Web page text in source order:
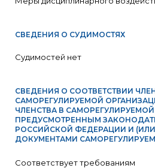
СВЕДЕНИЯ О СУДИМОСТЯХ
Судимостей нет
СВЕДЕНИЯ О СООТВЕТСТВИИ
САМОРЕГУЛИРУЕМОЙ
ЧЛЕНСТВА В
ПРЕДУСМОТРЕННЫМ
РОССИЙСКОЙ ФЕДЕРАЦИИ И
ДОКУМЕНТАМИ
Соответствует требованиям